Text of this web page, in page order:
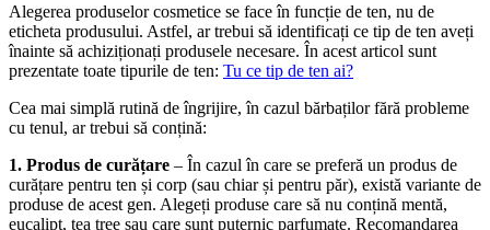
Alegerea produselor cosmetice se face în funcție de ten, nu de
eticheta produsului. Astfel, ar trebui să identificați ce tip de ten aveți
înainte să achiziționați produsele necesare. În acest articol sunt
prezentate toate tipurile de ten: Tu ce tip de ten ai?
Cea mai simplă rutină de îngrijire, în cazul bărbaților fără probleme
cu tenul, ar trebui să conțină:
1. Produs de curățare – În cazul în care se preferă un produs de
curățare pentru ten și corp (sau chiar și pentru păr), există variante de
produse de acest gen. Alegeți produse care să nu conțină mentă,
eucalipt, tea tree sau care sunt puternic parfumate. Recomandarea